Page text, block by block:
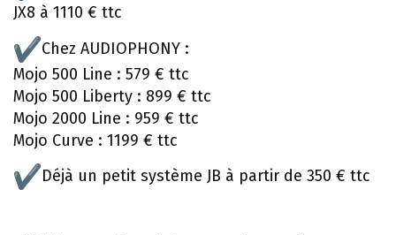
JX8 à 1110 € ttc
Chez AUDIOPHONY :
Mojo 500 Line : 579 € ttc
Mojo 500 Liberty : 899 € ttc
Mojo 2000 Line : 959 € ttc
Mojo Curve : 1199 € ttc
Déjà un petit système JB à partir de 350 € ttc